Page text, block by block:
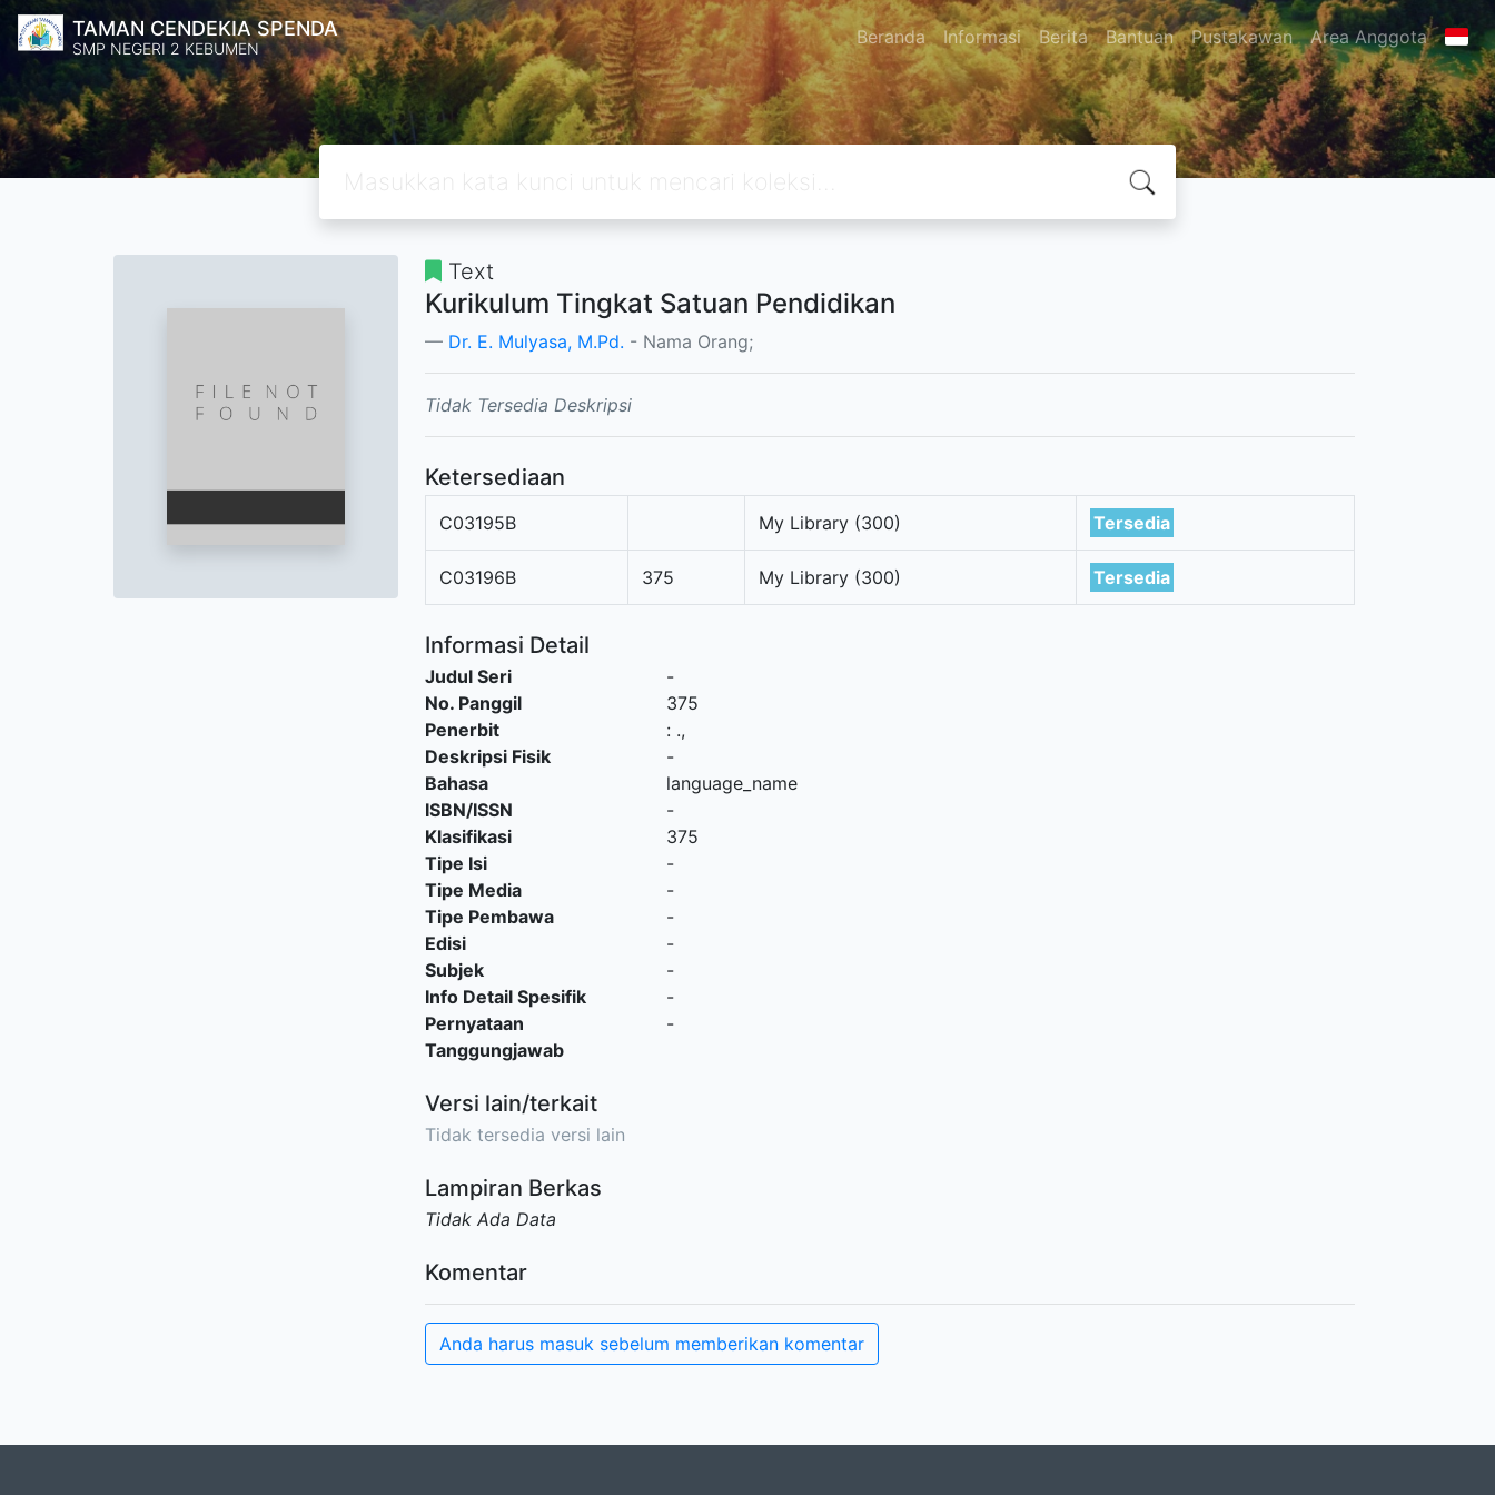
TAMAN CENDEKIA SPENDA
SMP NEGERI 2 KEBUMEN Beranda Informasi Berita Bantuan Pustakawan Area Anggota
Text
Kurikulum Tingkat Satuan Pendidikan
Dr. E. Mulyasa, M.Pd. - Nama Orang;
Tidak Tersedia Deskripsi
Ketersediaan
C03195B My Library (300) Tersedia
C03196B 375 My Library (300) Tersedia
Informasi Detail
Judul Seri
-
No. Panggil
375
Penerbit
: .,
Deskripsi Fisik
-
Bahasa
language_name
ISBN/ISSN
-
Klasifikasi
375
Tipe Isi
-
Tipe Media
-
Tipe Pembawa
-
Edisi
-
Subjek
-
Info Detail Spesifik
-
Pernyataan
Tanggungjawab
-
Versi lain/terkait
Tidak tersedia versi lain
Lampiran Berkas
Tidak Ada Data
Komentar
Anda harus masuk sebelum memberikan komentar